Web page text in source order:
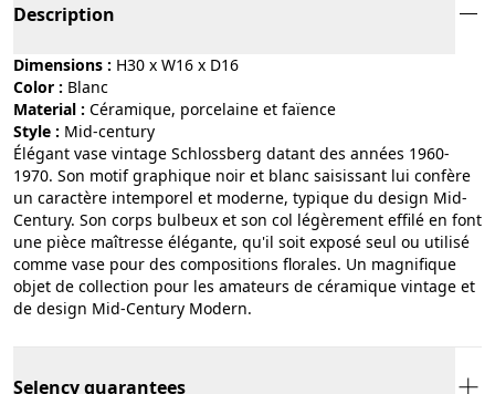
Description
Dimensions : H30 x W16 x D16
Color :
blanc
Material :
céramique, porcelaine et faïence
Style :
mid-century
Élégant vase vintage Schlossberg datant des années 1960-
1970. Son motif graphique noir et blanc saisissant lui confère
un caractère intemporel et moderne, typique du design Mid-
Century. Son corps bulbeux et son col légèrement effilé en font
une pièce maîtresse élégante, qu'il soit exposé seul ou utilisé
comme vase pour des compositions florales. Un magnifique
objet de collection pour les amateurs de céramique vintage et
de design Mid-Century Modern.
Selency guarantees